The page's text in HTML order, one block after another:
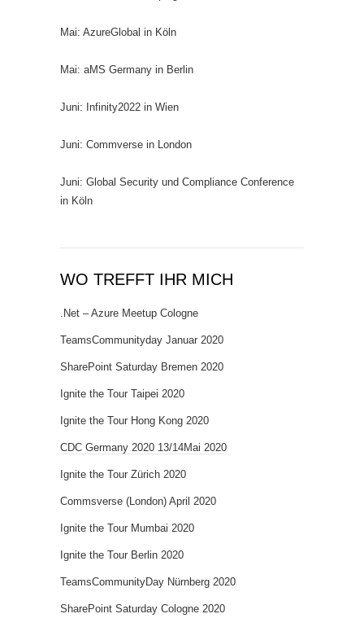
Mai: AzureGlobal in Köln
Mai: aMS Germany in Berlin
Juni: Infinity2022 in Wien
Juni: Commverse in London
Juni: Global Security und Compliance Conference
in Köln
WO TREFFT IHR MICH
.Net – Azure Meetup Cologne
TeamsCommunityday Januar 2020
SharePoint Saturday Bremen 2020
Ignite the Tour Taipei 2020
Ignite the Tour Hong Kong 2020
CDC Germany 2020 13/14Mai 2020
Ignite the Tour Zürich 2020
Commsverse (London) April 2020
Ignite the Tour Mumbai 2020
Ignite the Tour Berlin 2020
TeamsCommunityDay Nürnberg 2020
SharePoint Saturday Cologne 2020